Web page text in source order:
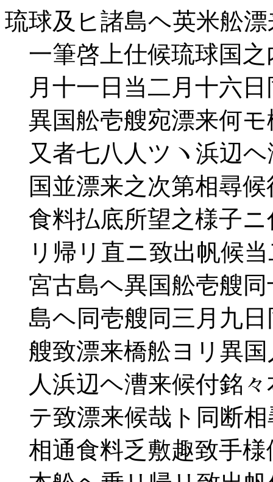
琉球及ヒ諸島ヘ英米舩
一筆啓上仕候琉球国之
月十一日当二月十六日
異国舩壱艘宛漂来何モ
又者七八人ツヽ浜辺ヘ
国並漂来之次第相尋候
食料払底所望之様子ニ
リ帰リ直ニ致出帆候当
宮古島ヘ異国舩壱艘同
島ヘ同壱艘同三月九日
艘致漂来橋舩ヨリ異国
人浜辺ヘ漕来候付銘々
テ致漂来候哉ト同断相
相通食料乏敷趣致手様